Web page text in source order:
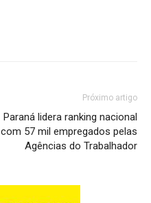
Próximo artigo
Paraná lidera ranking nacional
com 57 mil empregados pelas
Agências do Trabalhador